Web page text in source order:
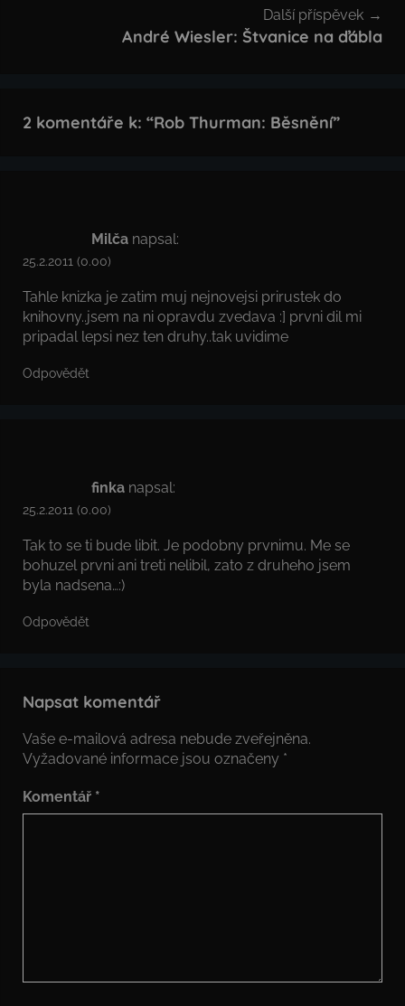
Další příspěvek
André Wiesler: Štvanice na ďábla
2 komentáře k: “Rob Thurman: Běsnění”
Milča napsal:
25.2.2011 (0.00)
Tahle knizka je zatim muj nejnovejsi prirustek do
knihovny..jsem na ni opravdu zvedava :] prvni dil mi
pripadal lepsi nez ten druhy..tak uvidime
Odpovědět
finka napsal:
25.2.2011 (0.00)
Tak to se ti bude libit. Je podobny prvnimu. Me se
bohuzel prvni ani treti nelibil, zato z druheho jsem
byla nadsena…:)
Odpovědět
Napsat komentář
Vaše e-mailová adresa nebude zveřejněna.
Vyžadované informace jsou označeny *
Komentář *